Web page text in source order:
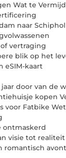
Wat te
naar
vertraging
blik op het
eSIM-kaart
door van de
kopen
voor Fatbike
ontmaskerd
visie tot realiteit
romantisch